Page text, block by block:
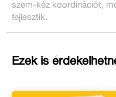
szem-kéz koordinációt,
fejlesztik.
Ezek is